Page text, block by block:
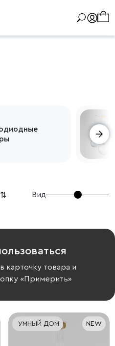
⇅ Вид
карточку товара и
«Примерить»
УМНЫЙ ДОМ NEW